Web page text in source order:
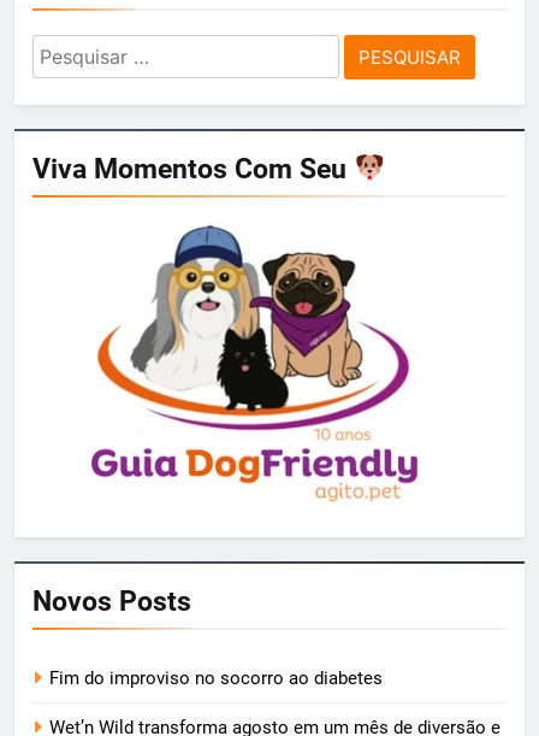
Pesquisar
por:
Viva Momentos Com Seu
Novos Posts
Fim do improviso no socorro ao diabetes
Wet’n Wild transforma agosto em um mês de diversão e